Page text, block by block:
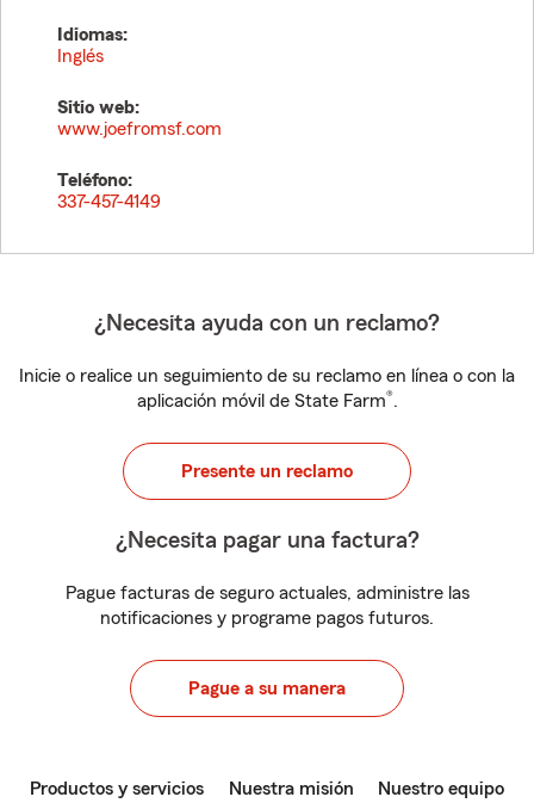
Idiomas:
Inglés
Sitio web:
www.joefromsf.com
Teléfono:
337-457-4149
¿Necesita ayuda con un reclamo?
Inicie o realice un seguimiento de su reclamo en línea o con la
aplicación móvil de State Farm®.
Presente un reclamo
¿Necesita pagar una factura?
Pague facturas de seguro actuales, administre las
notificaciones y programe pagos futuros.
Pague a su manera
Productos y servicios Nuestra misión Nuestro equipo